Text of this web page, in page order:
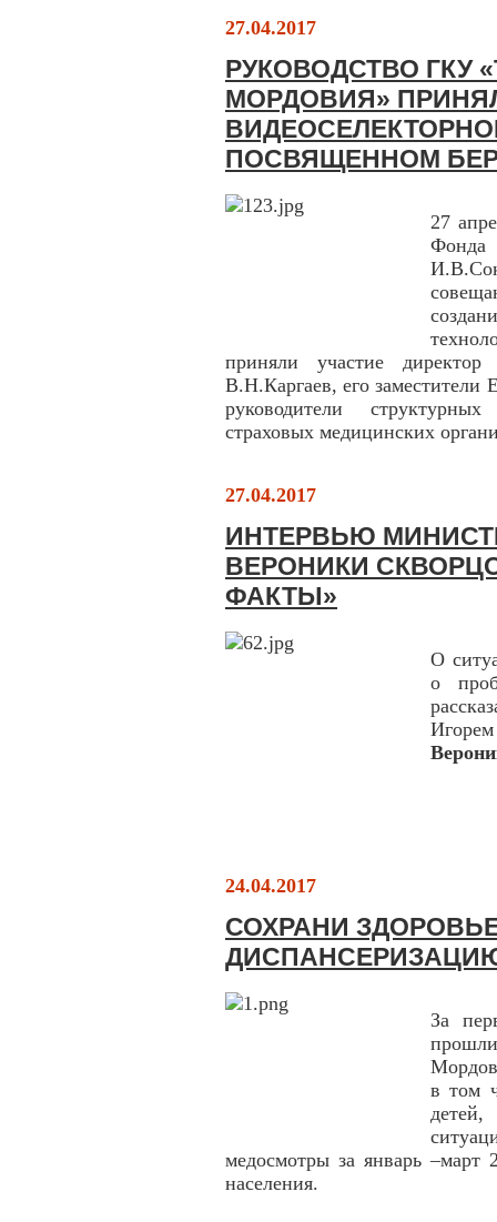
27.04.2017
РУКОВОДСТВО ГКУ
МОРДОВИЯ»
ПОСВЯЩЕННОМ
27
Фонда
приняли участие
В.Н.Каргаев, его
руководители
страховых медицинских
27.04.2017
ИНТЕРВЬЮ
ВЕРОНИКИ
ФАКТЫ»
О
о
24.04.2017
СОХРАНИ
За
в том
медосмотры за январь –март
населения.